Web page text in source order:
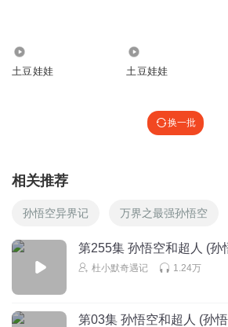
回复
回复
土豆娃娃 土豆娃娃
换一批
相关推荐
孙悟空异界记 万界之最强孙悟空
第255集 孙悟空和超人 (孙
杜小默奇遇记 1.24万
第03集 孙悟空和超人 (孙